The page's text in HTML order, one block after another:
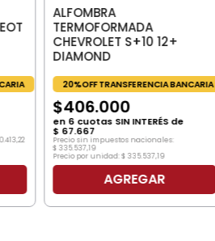
.413,22
ALFOMBRA
TERMOFORMADA
CHEVROLET S+10 12+
DIAMOND
20%OFF TRANSFERENCIA BANCARIA
$406.000
en 6 cuotas SIN INTERÉS de
$ 67.667
Precio sin impuestos nacionales:
$ 335.537,19
Precio por unidad: $ 335.537,19
AGREGAR